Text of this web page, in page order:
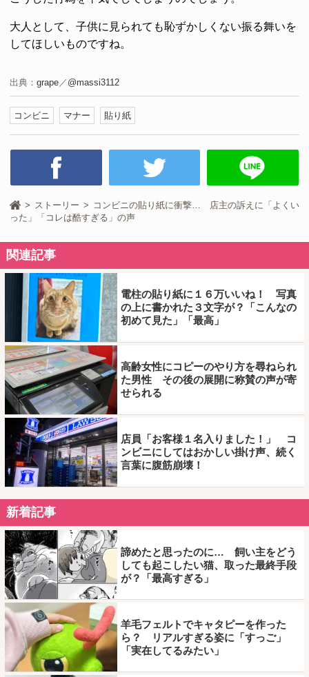
大人として、子供に見られても恥ずかしくない振る舞いを
してほしいものですね。
出典： grape ／ @massi3112
コンビニ マナー 貼り紙
ストーリー
コンビニの貼り紙に衝撃… 店主の訴えに「よくい
った」「コレは酷すぎる」の声
関連記事
電柱の貼り紙に１６万いいね！ 写真
の上に書かれた３文字が？「こんなの
初めて見た」「最高」
高齢女性にコピーのやり方を尋ねられ
た男性 その後の展開に称賛の声が寄
せられる
店員「お客様１名入りました！」 コ
ンビニにしてはおかしい掛け声、続く
言葉に腹筋崩壊！
新着記事
諦めたと思ったのに… 飼い主をどう
しても起こしたい猫、取った最終手段
が？「最高すぎる」
羊毛フェルトでキャタピーを作った
ら？ リアルすぎる姿に「すっご」
「実在してるみたい」